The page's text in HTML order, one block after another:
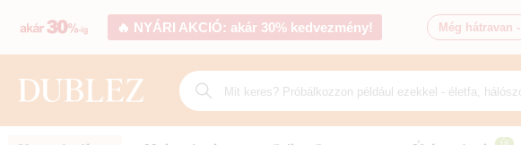
🔥 NYÁRI AKCIÓ: akár 30% kedvezmény! Még hátravan -